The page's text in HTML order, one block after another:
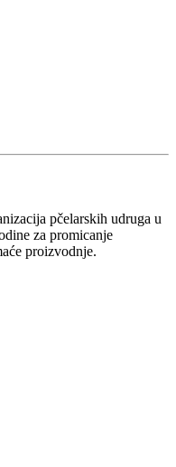
pčelarskih udruga u
za promicanje
proizvodnje.